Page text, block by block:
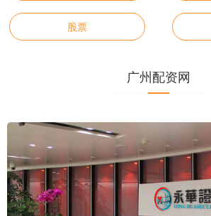
股票
广州配资网